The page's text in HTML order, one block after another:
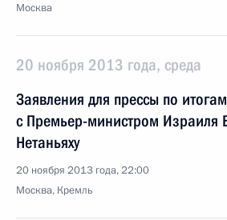
Москва
20 ноября 2013 года, среда
Заявления для прессы по
с Премьер-министром Израиля
Нетаньяху
20 ноября 2013 года, 22:00
Москва, Кремль